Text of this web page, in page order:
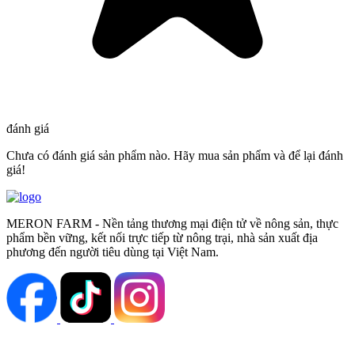
đánh giá
Chưa có đánh giá sản phẩm nào. Hãy mua sản phẩm và để lại đánh
giá!
MERON FARM - Nền tảng thương mại điện tử về nông sản, thực
phẩm bền vững, kết nối trực tiếp từ nông trại, nhà sản xuất địa
phương đến người tiêu dùng tại Việt Nam.